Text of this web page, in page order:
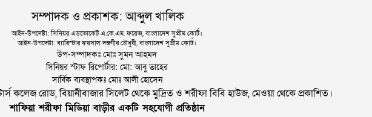
সম্পাদক ও প্রকাশক: আব্দুল খালিক
আইন-উপদেষ্টা: সিনিয়র এডভোকেট এ.কে.এম. ফয়েজ, বাংলাদেশ সুপ্রীম কোর্ট।
আইন-উপদেষ্টা: ব্যারিস্টার ফয়সাল দস্তগীর চৌধুরী, বাংলাদেশ সুপ্রীম কোর্ট।
উপ-সম্পাদকঃ মোঃ সুমন আহমদ
সিনিয়র স্টাফ রিপোর্টার: মো: আবু তাহের
সার্বিক ব্যবস্থাপকঃ মোঃ আলী হোসেন
কলেজ রোড, বিয়ানীবাজার সিলেট থেকে মুদ্রিত ও শরীফা বিবি হাউজ, মেওয়া থেকে প্রকাশিত।
শাফিয়া শরীফা মিডিয়া বাড়ীর একটি সহযোগী প্রতিষ্ঠান